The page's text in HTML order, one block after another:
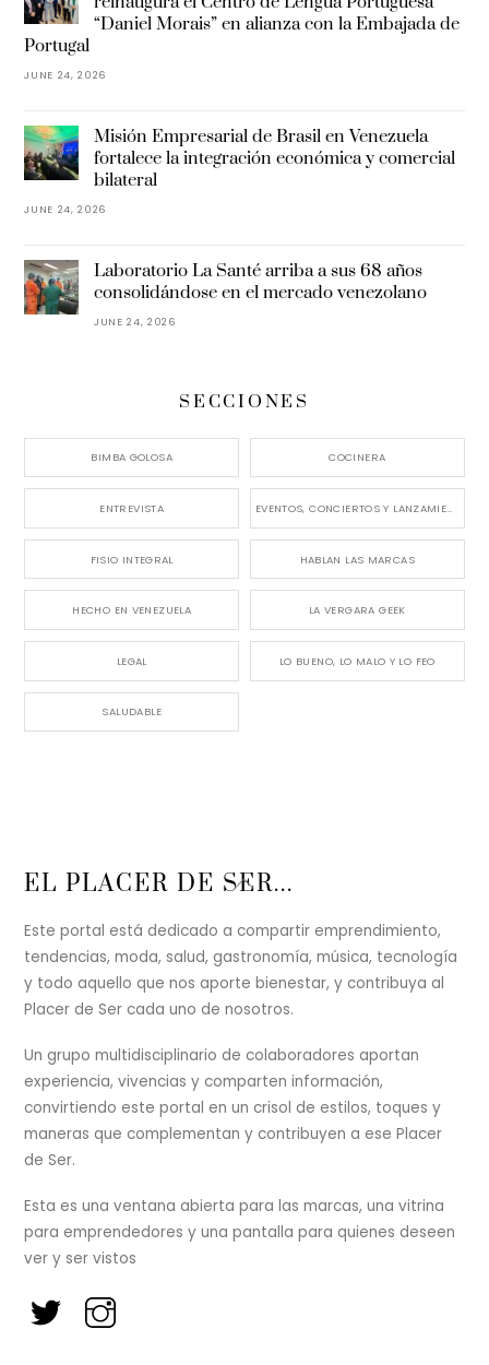
“Daniel Morais” en alianza con la Embajada de
Portugal
JUNE 24, 2026
Misión Empresarial de Brasil en Venezuela
fortalece la integración económica y comercial
bilateral
JUNE 24, 2026
Laboratorio La Santé arriba a sus 68 años
consolidándose en el mercado venezolano
JUNE 24, 2026
SECCIONES
BIMBA GOLOSA COCINERA
ENTREVISTA EVENTOS, CONCIERTOS Y LANZAMIENTOS
FISIO INTEGRAL HABLAN LAS MARCAS
HECHO EN VENEZUELA LA VERGARA GEEK
LEGAL LO BUENO, LO MALO Y LO FEO
SALUDABLE
Back
Top
EL PLACER DE SER...
Este portal está dedicado a compartir emprendimiento,
tendencias, moda, salud, gastronomía, música, tecnología
y todo aquello que nos aporte bienestar, y contribuya al
Placer de Ser cada uno de nosotros.
Un grupo multidisciplinario de colaboradores aportan
experiencia, vivencias y comparten información,
convirtiendo este portal en un crisol de estilos, toques y
maneras que complementan y contribuyen a ese Placer
de Ser.
Esta es una ventana abierta para las marcas, una vitrina
para emprendedores y una pantalla para quienes deseen
ver y ser vistos